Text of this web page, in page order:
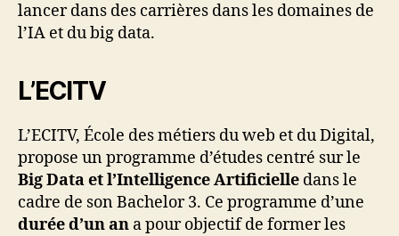
lancer dans des carrières dans les domaines de
l’IA et du big data.
L’ECITV
L’ECITV, École des métiers du web et du Digital,
propose un programme d’études centré sur le
Big Data et l’Intelligence Artificielle dans le
cadre de son Bachelor 3. Ce programme d’une
durée d’un an a pour objectif de former les